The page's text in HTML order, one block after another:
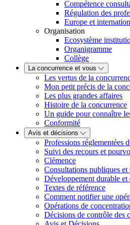
Compétence
Régulation des
Europe et
Organisation
Ecosystème
Organigramme
Collège
La concurrence et vous
Les vertus de la
Mon petit précis de la
Les plus grandes affaires
Histoire de la concurrence
Un guide pour connaître
Conformité
Avis et décisions
Professions réglementées
Suivi des recours et
Clémence
Consultations publiques et
Développement durable et
Textes de référence
Comment notifier une
Opérations de
Décisions de contrôle des